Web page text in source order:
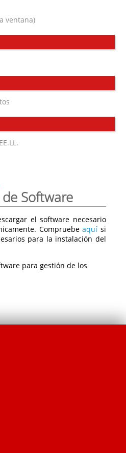
ventana)
Software
el software necesario
Compruebeaquí si
para la instalación del
para gestión de los